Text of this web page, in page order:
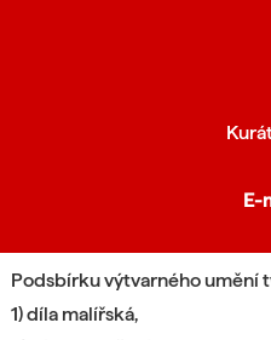
E-
Podsbírku výtvarného umění
1) díla malířská,